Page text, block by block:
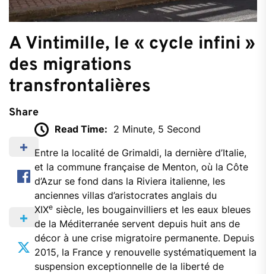
A Vintimille, le « cycle infini »
des migrations
transfrontalières
Share
Read Time: 2 Minute, 5 Second
Entre la localité de Grimaldi, la dernière d’Italie,
et la commune française de Menton, où la Côte
d’Azur se fond dans la Riviera italienne, les
anciennes villas d’aristocrates anglais du
XIXesiècle, les bougainvilliers et les eaux bleues
de la Méditerranée servent depuis huit ans de
décor à une crise migratoire permanente. Depuis
2015, la France y renouvelle systématiquement la
suspension exceptionnelle de la liberté de